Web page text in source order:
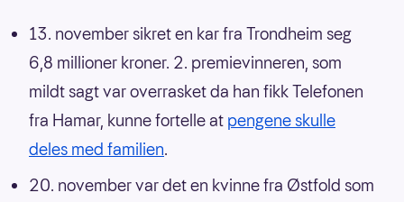
13. november sikret en kar fra Trondheim seg
6,8 millioner kroner. 2. premievinneren, som
mildt sagt var overrasket da han fikk Telefonen
fra Hamar, kunne fortelle at pengene skulle
deles med familien.
20. november var det en kvinne fra Østfold som